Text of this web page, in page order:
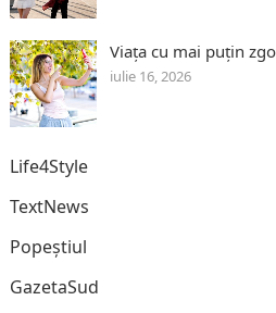
Viața cu mai puțin
iulie 16, 2026
Life4Style
TextNews
Popeștiul
GazetaSud